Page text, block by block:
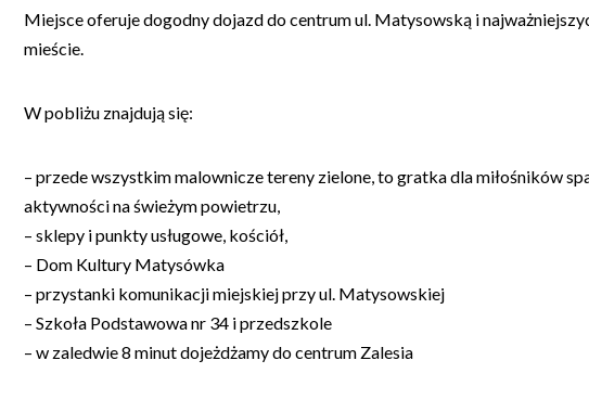
Miejsce oferuje dogodny dojazd do centrum ul. Matysowską i
mieście.
W pobliżu znajdują się:
– przede wszystkim malownicze tereny zielone, to gratka dla miłośników
aktywności na świeżym powietrzu,
– sklepy i punkty usługowe, kościół,
– Dom Kultury Matysówka
– przystanki komunikacji miejskiej przy ul. Matysowskiej
– Szkoła Podstawowa nr 34 i przedszkole
– w zaledwie 8 minut dojeżdżamy do centrum Zalesia